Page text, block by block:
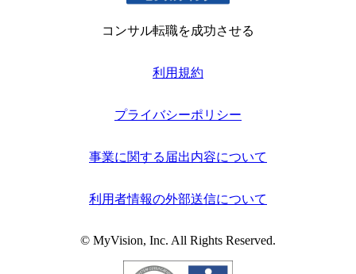
コンサル転職を成功させる
利用規約
プライバシーポリシー
事業に関する届出内容について
利用者情報の外部送信について
© MyVision, Inc. All Rights Reserved.